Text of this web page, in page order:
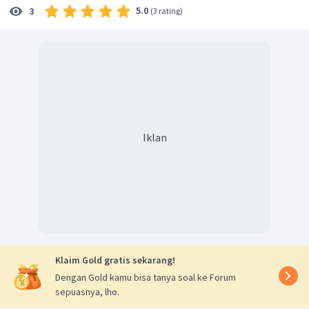
=
15 (50)
3 5.0 (3 rating)
Iklan
Klaim Gold gratis sekarang!
Dengan Gold kamu bisa tanya soal ke Forum
sepuasnya, lho.